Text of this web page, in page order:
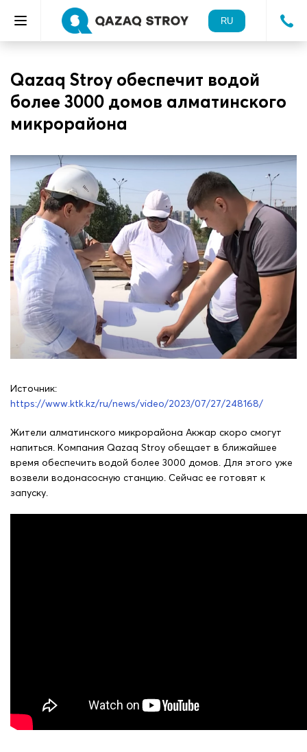
Qazaq Stroy обеспечит водой
более 3000 домов алматинского
микрорайона
Источник:
https://www.ktk.kz/ru/news/video/2023/07/27/248168/
Жители алматинского микрорайона Акжар скоро смогут
напиться. Компания Qazaq Stroy обещает в ближайшее
время обеспечить водой более 3000 домов. Для этого уже
возвели водонасосную станцию. Сейчас ее готовят к
запуску.
RU